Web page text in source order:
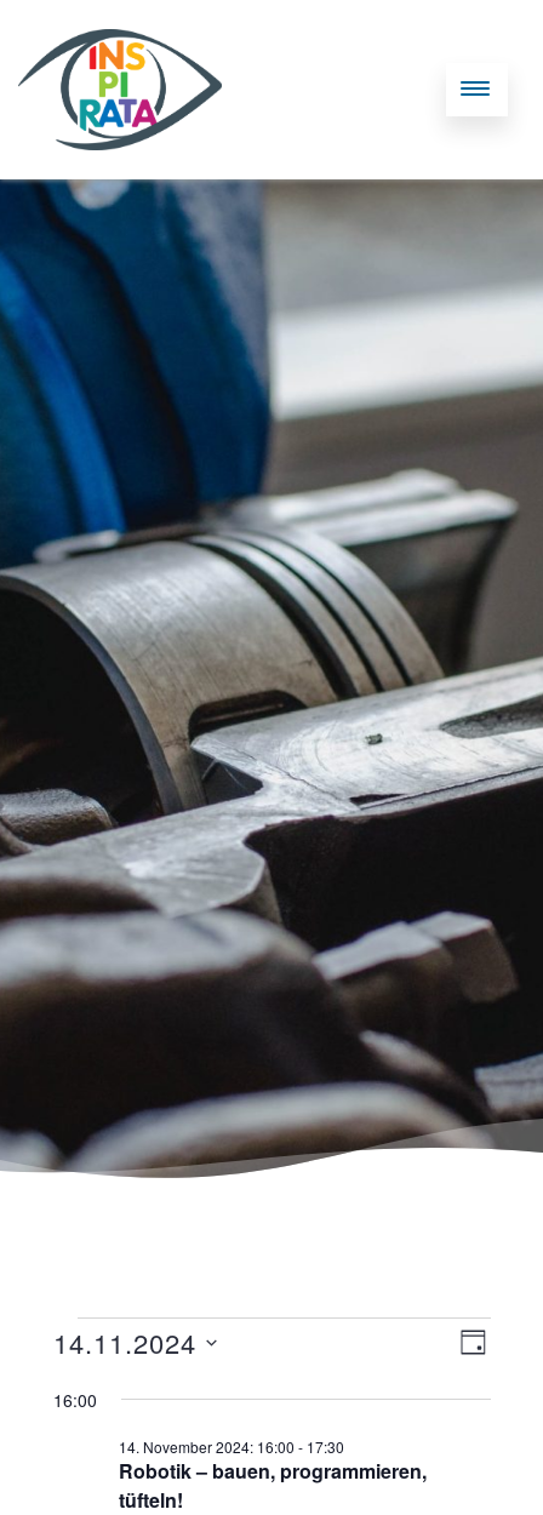
TAG
14.11.2024
wählen.
16:00
Robotik – bauen, programmieren,
tüfteln!
14. November 2024: 16:00 - 17:30